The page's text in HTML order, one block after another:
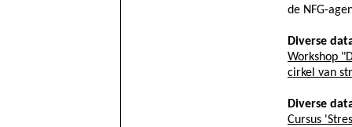
de NFG-
Diverse
Workshop
cirkel van
Diverse
Cursus